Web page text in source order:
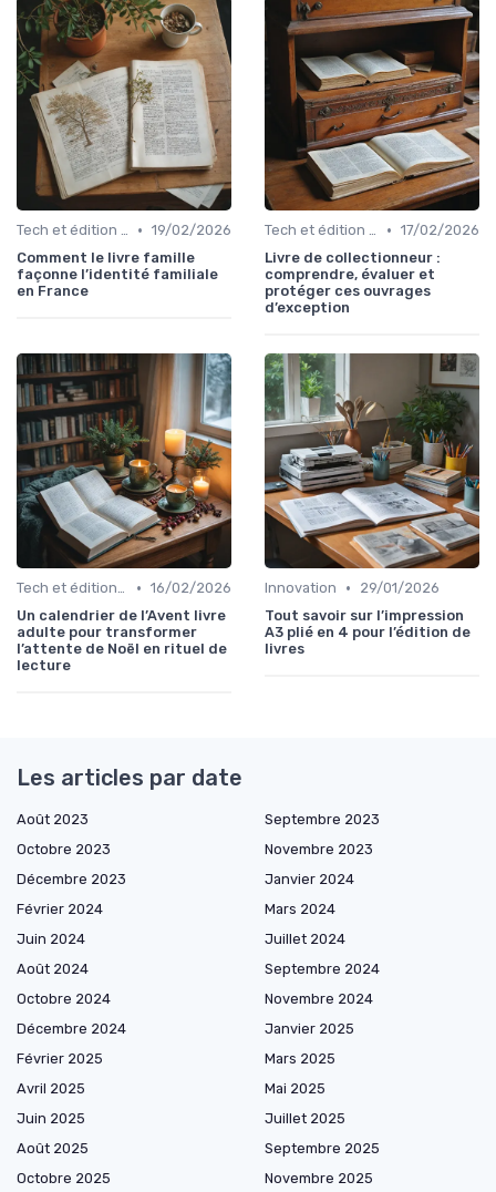
Tech et édition de livre • 19/02/2026
Comment le livre famille
façonne l’identité familiale
en France
Tech et édition de livre • 17/02/2026
Livre de collectionneur :
comprendre, évaluer et
protéger ces ouvrages
d’exception
Tech et édition de livre • 16/02/2026
Un calendrier de l’Avent livre
adulte pour transformer
l’attente de Noël en rituel de
lecture
Innovation •
29/01/2026
Tout savoir sur l’impression
A3 plié en 4 pour l’édition de
livres
Les articles par date
Août 2023
Septembre 2023
Octobre 2023
Novembre 2023
Décembre 2023
Janvier 2024
Février 2024
Mars 2024
Juin 2024
Juillet 2024
Août 2024
Septembre 2024
Octobre 2024
Novembre 2024
Décembre 2024
Janvier 2025
Février 2025
Mars 2025
Avril 2025
Mai 2025
Juin 2025
Juillet 2025
Août 2025
Septembre 2025
Octobre 2025
Novembre 2025